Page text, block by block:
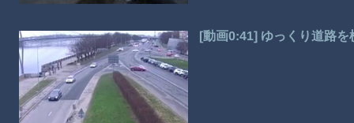
[動画0:41] ゆっくり道路